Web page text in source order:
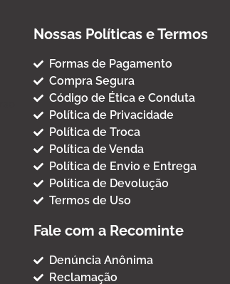
Nossas Políticas e Termos
Formas de Pagamento
Compra Segura
Código de Ética e Conduta
Política de Privacidade
Política de Troca
Política de Venda
Política de Envio e Entrega
Política de Devolução
Termos de Uso
Fale com a Recominte
Denúncia Anônima
Reclamação